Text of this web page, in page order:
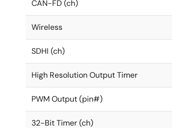
CAN-FD (ch)
Wireless
SDHI (ch)
High Resolution Output Timer
PWM Output (pin#)
32-Bit Timer (ch)